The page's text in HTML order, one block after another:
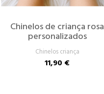
Chinelos de criança rosa
personalizados
Chinelos criança
11,90 €